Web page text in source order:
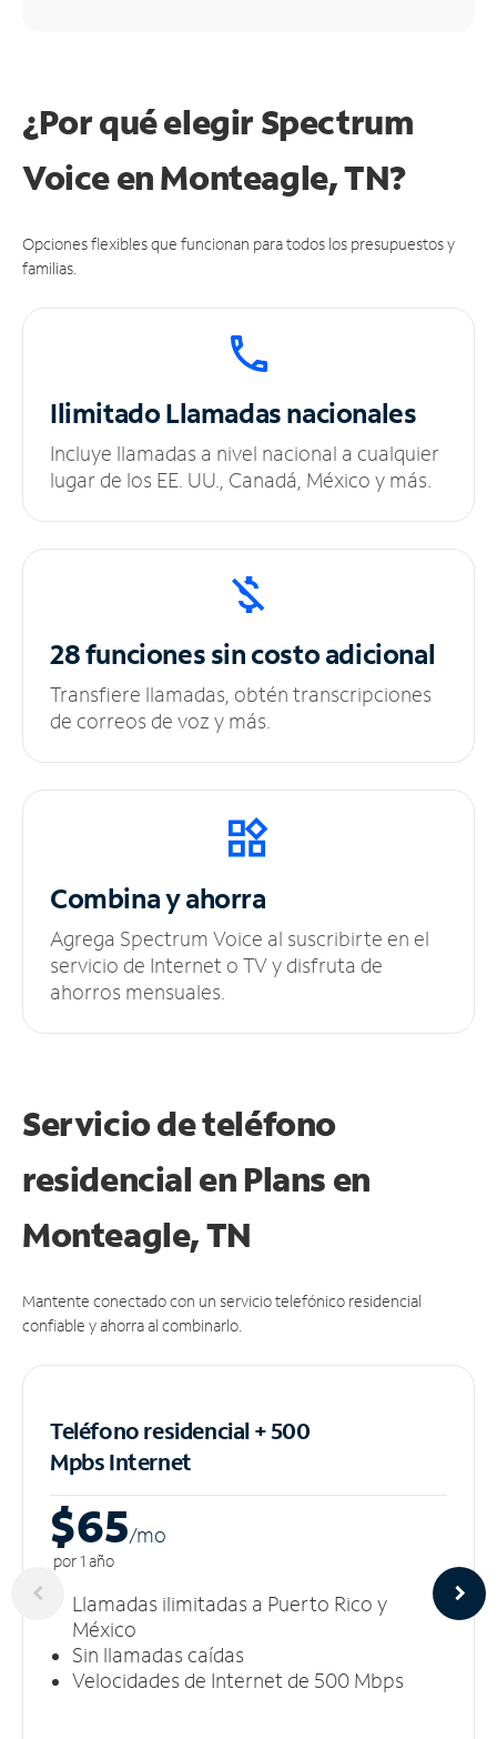
¿Por qué elegir Spectrum
Voice en Monteagle, TN?
Opciones flexibles que funcionan para todos los presupuestos y
familias.
IlimitadoLlamadas nacionales
Incluye llamadas a nivel nacional a cualquier
lugar de los EE. UU., Canadá, México y más.
28 funciones sincosto adicional
Transfiere llamadas, obtén transcripciones
de correos de voz y más.
Combina y ahorra
Agrega Spectrum Voice al suscribirte en el
servicio de Internet o TV y disfruta de
ahorros mensuales.
Servicio de teléfono
residencial en Plans en
Monteagle, TN
Mantente conectado con un servicio telefónico residencial
confiable y ahorra al combinarlo.
Teléfono residencial + 500
MpbsInternet
$65/mo
por 1 año
Llamadas ilimitadas a Puerto Rico y
México
Sin llamadas caídas
Velocidades de Internet de 500 Mbps